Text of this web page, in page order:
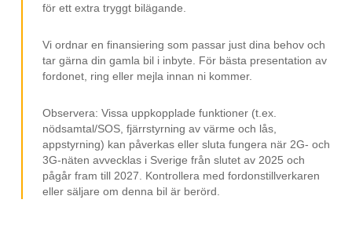
Svensksåld
ISOFIX
Leasebar Till Företag
för ett extra tryggt bilägande.
Vi ordnar en finansiering som passar just dina behov och
tar gärna din gamla bil i inbyte. För bästa presentation av
fordonet, ring eller mejla innan ni kommer.
Observera: Vissa uppkopplade funktioner (t.ex.
nödsamtal/SOS, fjärrstyrning av värme och lås,
appstyrning) kan påverkas eller sluta fungera när 2G- och
3G-näten avvecklas i Sverige från slutet av 2025 och
pågår fram till 2027. Kontrollera med fordonstillverkaren
eller säljare om denna bil är berörd.